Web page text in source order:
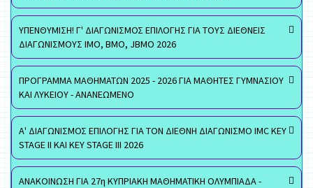
ΥΠΕΝΘΥΜΙΣΗ! Γ' ΔΙΑΓΩΝΙΣΜΟΣ ΕΠΙΛΟΓΗΣ ΓΙΑ ΤΟΥΣ ΔΙΕΘΝΕΙΣ
ΔΙΑΓΩΝΙΣΜΟΥΣ ΙΜΟ, ΒΜΟ, JBMO 2026
ΠΡΟΓΡΑΜΜΑ ΜΑΘΗΜΑΤΩΝ 2025 - 2026 ΓΙΑ ΜΑΘΗΤΕΣ ΓΥΜΝΑΣΙΟΥ
ΚΑΙ ΛΥΚΕΙΟΥ - ΑΝΑΝΕΩΜΕΝΟ
Α' ΔΙΑΓΩΝΙΣΜΟΣ ΕΠΙΛΟΓΗΣ ΓΙΑ ΤΟΝ ΔΙΕΘΝΗ ΔΙΑΓΩΝΙΣΜΟ IMC KEY
STAGE II ΚΑΙ KEY STAGE III 2026
ΑΝΑΚΟΙΝΩΣΗ ΓΙΑ 27η ΚΥΠΡΙΑΚΗ ΜΑΘΗΜΑΤΙΚΗ ΟΛΥΜΠΙΑΔΑ -